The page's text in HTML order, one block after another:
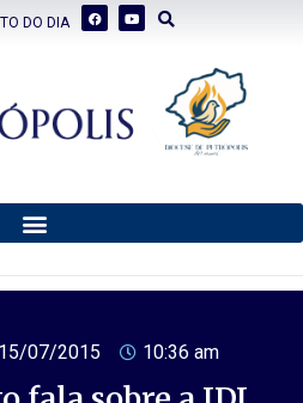
DO DIA
15/07/2015 10:36 am